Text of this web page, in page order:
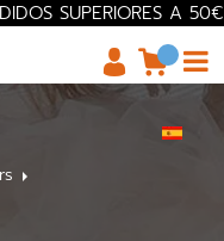
SUPERIORES A 50€